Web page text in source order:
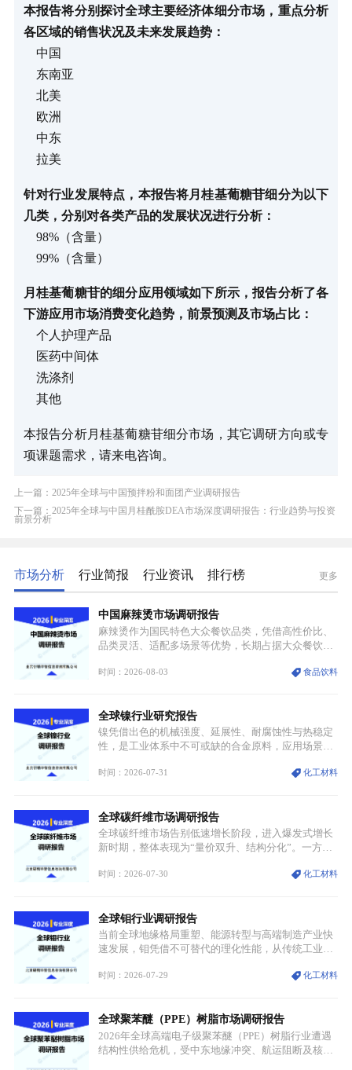
本报告将分别探讨全球主要经济体细分市场，重点分析
各区域的销售状况及未来发展趋势：
中国
东南亚
北美
欧洲
中东
拉美
针对行业发展特点，本报告将月桂基葡糖苷细分为以下
几类，分别对各类产品的发展状况进行分析：
98%（含量）
99%（含量）
月桂基葡糖苷的细分应用领域如下所示，报告分析了各
下游应用市场消费变化趋势，前景预测及市场占比：
个人护理产品
医药中间体
洗涤剂
其他
本报告分析月桂基葡糖苷细分市场，其它调研方向或专
项课题需求，请来电咨询。
上一篇：2025年全球与中国预拌粉和面团产业调研报告
下一篇：2025年全球与中国月桂酰胺DEA市场深度调研报告：行业趋势与投资
前景分析
市场分析 行业简报 行业资讯 排行榜 更多
中国麻辣烫市场调研报告
麻辣烫作为国民特色大众餐饮品类，凭借高性价比、
品类灵活、适配多场景等优势，长期占据大众餐饮重
型，叠加消费需求升级、线上流量变革、新零售业态
特点，在消费、创业、政策、技术多重驱动下，依旧
具备强劲的发展活力。
时间：2026-08-03 食品饮料
全球镍行业研究报告
镍凭借出色的机械强度、延展性、耐腐蚀性与热稳定
性，是工业体系中不可或缺的合金原料，应用场景横
用价值难以被替代。依托理化优势，镍被全球主要经
型为新能源核心战略矿产，全球产业形成“印尼掌控
资源与产能、中国主导消费与技术、工艺向低碳湿法
迭代、再生镍加速补位”的全新格局。
时间：2026-07-31 化工材料
全球碳纤维市场调研报告
全球碳纤维市场告别低速增长阶段，进入爆发式增长
新时期，整体表现为“量价双升、结构分化”。一方面
持续扩张；另一方面产品、需求、应用场景呈现明显
体规模扩张，高附加值领域与规模化工业应用形成两
大独立增长体系。
时间：2026-07-30 化工材料
全球钼行业调研报告
当前全球地缘格局重塑、能源转型与高端制造产业快
速发展，钼凭借不可替代的理化性能，从传统工业金
需格局重构、价值体系重估的新阶段。钼是典型难熔
贯穿传统工业、高端制造、军工、新能源等多个核心
产业，成为现代工业体系中不可或缺的基础材料。
时间：2026-07-29 化工材料
全球聚苯醚（PPE）树脂市场调研报告
2026年全球高端电子级聚苯醚（PPE）树脂行业遭遇
结构性供给危机，受中东地缘冲突、航运阻断及核心